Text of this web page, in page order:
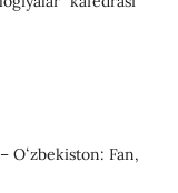
Oʻzbekiston: Fan,